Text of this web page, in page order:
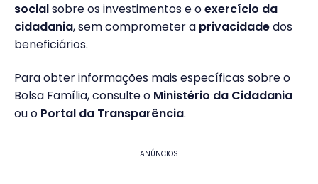
socialsobre os investimentos e oexercício da
cidadania, sem comprometer a privacidadedos
beneficiários.
Para obter informações mais específicas sobre o
Bolsa Família, consulte o Ministério da Cidadania
ou o Portal da Transparência.
ANÚNCIOS